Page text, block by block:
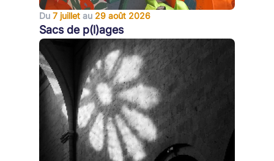
Du 7 juillet au 29 août 2026
Sacs de p(l)ages